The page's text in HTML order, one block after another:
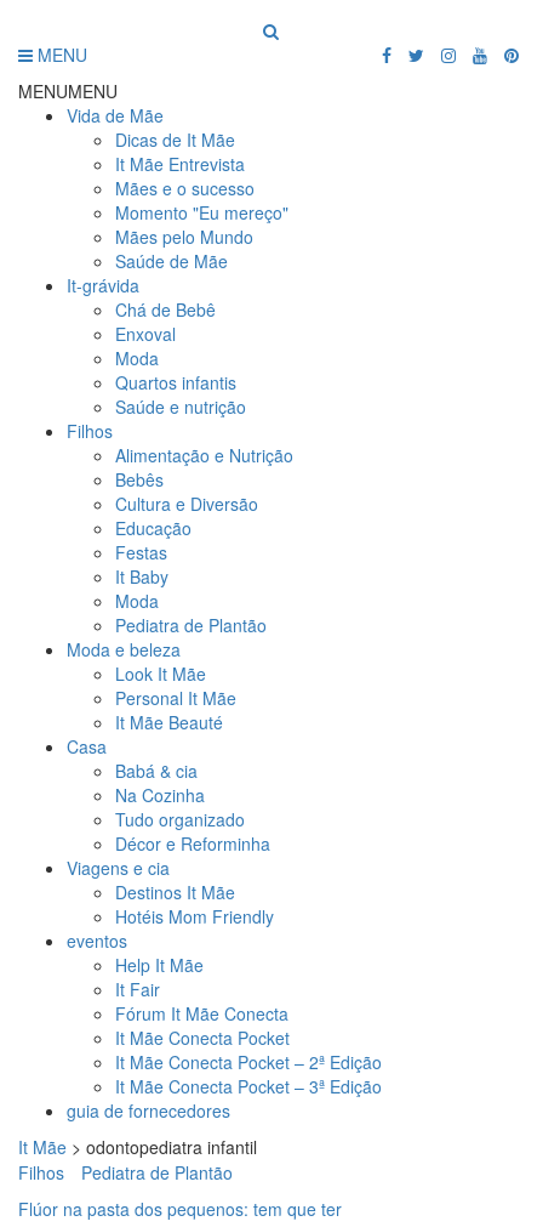
MENU
MENUMENU
Vida de Mãe
Dicas de It Mãe
It Mãe Entrevista
Mães e o sucesso
Momento "Eu mereço"
Mães pelo Mundo
Saúde de Mãe
It-grávida
Chá de Bebê
Enxoval
Moda
Quartos infantis
Saúde e nutrição
Filhos
Alimentação e Nutrição
Bebês
Cultura e Diversão
Educação
Festas
It Baby
Moda
Pediatra de Plantão
Moda e beleza
Look It Mãe
Personal It Mãe
It Mãe Beauté
Casa
Babá & cia
Na Cozinha
Tudo organizado
Décor e Reforminha
Viagens e cia
Destinos It Mãe
Hotéis Mom Friendly
eventos
Help It Mãe
It Fair
Fórum It Mãe Conecta
It Mãe Conecta Pocket
It Mãe Conecta Pocket – 2ª Edição
It Mãe Conecta Pocket – 3ª Edição
guia de fornecedores
It Mãe > odontopediatra infantil
Filhos
Pediatra de Plantão
Flúor na pasta dos pequenos: tem que ter